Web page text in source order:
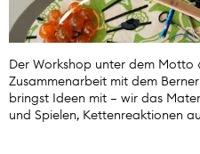
Der Workshop unter dem Motto
Zusammenarbeit mit dem
bringst Ideen mit – wir das
und Spielen, Kettenreaktionen